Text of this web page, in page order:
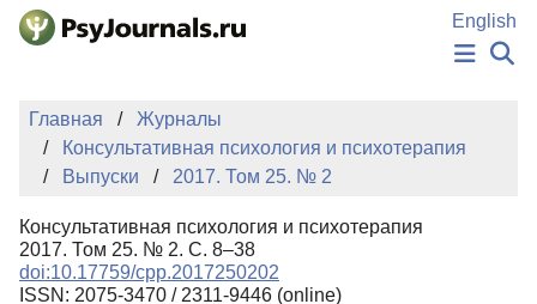
Перейти к основному содержанию
English
НОВОСТИ
АВТОРЫ
КЛЮЧЕВЫЕ СЛОВА
Регистрация
Главная
Журналы
Консультативная психология и психотерапия
Выпуски
2017. Том 25. № 2
Консультативная психология и психотерапия
2017. Том 25. № 2. С. 8–38
doi:10.17759/cpp.2017250202
ISSN: 2075-3470 / 2311-9446 (online)